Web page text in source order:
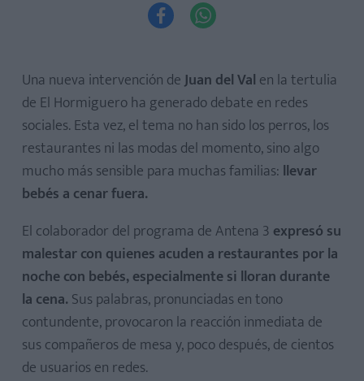
 
Una nueva intervención deJuan del Val en la tertulia
de El Hormiguero ha generado debate en redes
sociales. Esta vez, el tema no han sido los perros, los
restaurantes ni las modas del momento, sino algo
mucho más sensible para muchas familias: llevar
bebés a cenar fuera.
El colaborador del programa de Antena 3 expresó su
malestar con quienes acuden a restaurantes por la
noche con bebés, especialmente si lloran durante
la cena. Sus palabras, pronunciadas en tono
contundente, provocaron la reacción inmediata de
sus compañeros de mesa y, poco después, de cientos
de usuarios en redes.